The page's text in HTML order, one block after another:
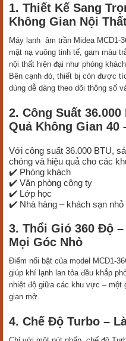
1. Thiết Kế Sang
Không Gian Nội
Máy lạnh âm trần Midea MCD1-
mặt nạ vuông tinh tế, gam màu
nội thất hiện đại như phòng
Bên cạnh đó, thiết bị còn được
dùng dễ dàng theo dõi thông số
2. Công Suất
Quả Không Gian 40
Với công suất 36.000 BTU,
chóng và hiệu quả cho các
✔️ Phòng khách
✔️ Văn phòng công ty
✔️ Lớp học
✔️ Nhà hàng – khách sạn nhỏ
3. Thổi Gió 360 Độ
Mọi Góc Nhỏ
Điểm nổi bật của model MCD1-
giúp khí lạnh lan tỏa đều khắp
nhiệt độ giữa các khu vực – một
gian mở.
4. Chế Độ Turbo –